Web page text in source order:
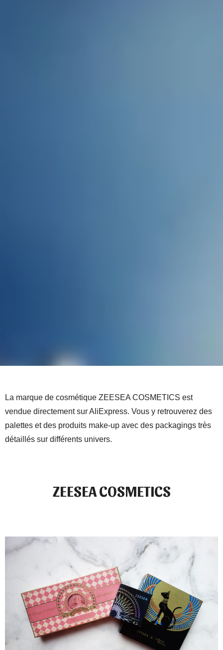
La marque de cosmétique ZEESEA COSMETICS est
vendue directement sur AliExpress. Vous y retrouverez des
palettes et des produits make-up avec des packagings très
détaillés sur différents univers.
ZEESEA COSMETICS